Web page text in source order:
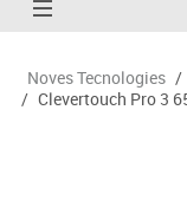
Noves Tecnologies /
/ Clevertouch Pro 3